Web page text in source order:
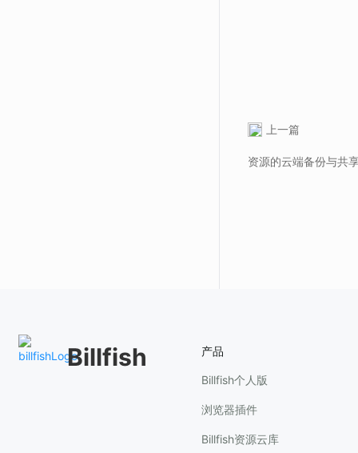
上一篇
资源的云端备份与共
Billfish 产品
Billfish个人版
浏览器插件
Billfish资源云库